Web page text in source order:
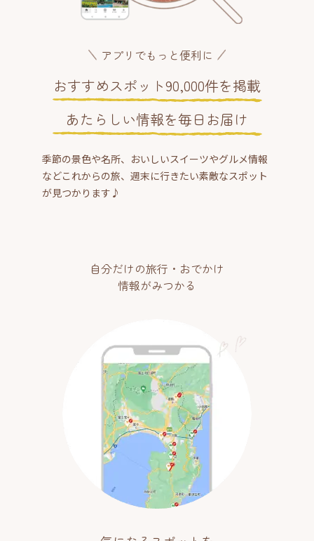
アプリでもっと便利に
おすすめスポット90,000件を掲載
あたらしい情報を毎日お届け
季節の景色や名所、おいしいスイーツやグルメ情報
などこれからの旅、週末に行きたい素敵なスポット
が見つかります♪
自分だけの旅行・おでかけ
情報がみつかる